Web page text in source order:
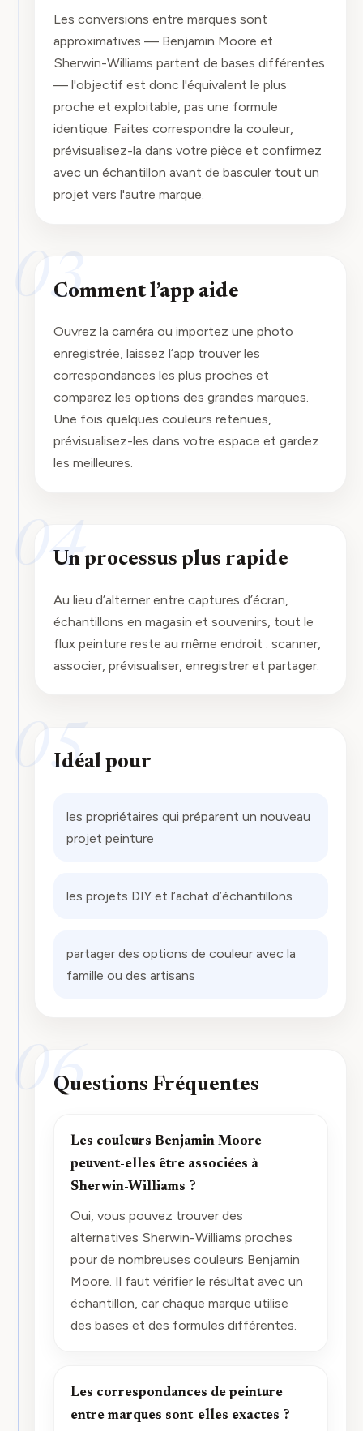
Les conversions entre marques sont
approximatives — Benjamin Moore et
Sherwin-Williams partent de bases différentes
— l'objectif est donc l'équivalent le plus
proche et exploitable, pas une formule
identique. Faites correspondre la couleur,
prévisualisez-la dans votre pièce et confirmez
avec un échantillon avant de basculer tout un
projet vers l'autre marque.
03
Comment l’app aide
Ouvrez la caméra ou importez une photo
enregistrée, laissez l’app trouver les
correspondances les plus proches et
comparez les options des grandes marques.
Une fois quelques couleurs retenues,
prévisualisez-les dans votre espace et gardez
les meilleures.
04
Un processus plus rapide
Au lieu d’alterner entre captures d’écran,
échantillons en magasin et souvenirs, tout le
flux peinture reste au même endroit : scanner,
associer, prévisualiser, enregistrer et partager.
05
Idéal pour
les propriétaires qui préparent un nouveau
projet peinture
les projets DIY et l’achat d’échantillons
partager des options de couleur avec la
famille ou des artisans
06
Questions Fréquentes
Les couleurs Benjamin Moore
peuvent-elles être associées à
Sherwin-Williams ?
Oui, vous pouvez trouver des
alternatives Sherwin-Williams proches
pour de nombreuses couleurs Benjamin
Moore. Il faut vérifier le résultat avec un
échantillon, car chaque marque utilise
des bases et des formules différentes.
Les correspondances de peinture
entre marques sont-elles exactes ?